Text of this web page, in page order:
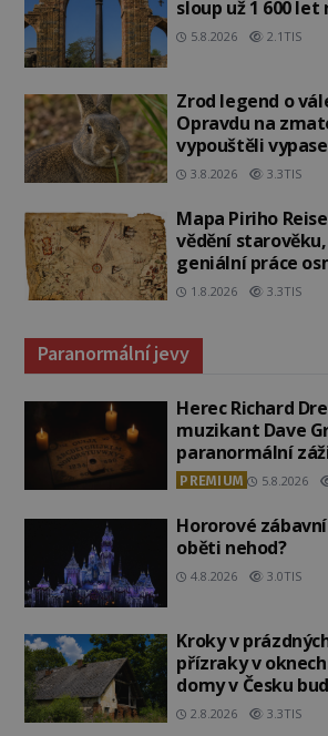
sloup už 1 600 let
5.8.2026 2.1TIS
Zrod legend o
Opravdu na
vypouštěli
3.8.2026 3.3TIS
Mapa Piriho
vědění
geniální práce
admirála?
1.8.2026 3.3TIS
Paranormální jevy
Herec Richard
muzikant Dave
paranormální
PREMIUM 5.8.2026
Hororové
oběti nehod?
4.8.2026 3.0TIS
Kroky v
přízraky v
domy v Česku
2.8.2026 3.3TIS